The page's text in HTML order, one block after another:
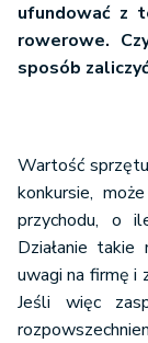
ufundować z
rowerowe.
sposób
Wartość
konkursie,
przychodu, o
Działanie
uwagi na firmę i
Jeśli więc